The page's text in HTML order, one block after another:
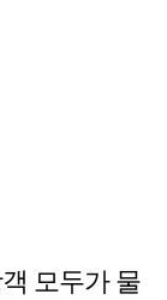
모두가 물